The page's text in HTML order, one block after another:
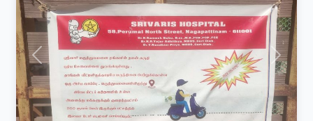
Previous Next